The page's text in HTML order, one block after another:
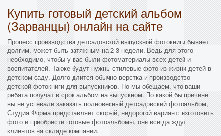
Купить готовый детский альбом
(Зарванцы) онлайн на сайте
Процесс производства детсадовской выпускной фотокниги бывает
долгим, может быть затяжным на 2-3 недели. Ведь для этого
необходимо, чтобы у вас были фотоматериалы всех детей и
воспитателей. Также будут нужны стилевые фото из жизни детей в
детском саду. Долго длится обычно верстка и производство
детской фотокниги для выпускников. Но мы обещаем, что ваши
ребята получат в срок альбом на выпускном. По какой бы причине
вы не успевали заказать полновесный детсадовский фотоальбом,
Студия Форма представляет скорый, недорогой вариант: изготовить
фото и приобрести готовые фотоальбомы, они всегда ждут
клиентов на складе компании.